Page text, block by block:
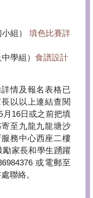
組） 填色比賽詳
學組） 食譜設計
情及報名表格已
以以上連結查閱
月16日或之前把填
至九龍九龍塘沙
務中心西座二樓
家長和學生踴躍
或電郵至
聯絡。